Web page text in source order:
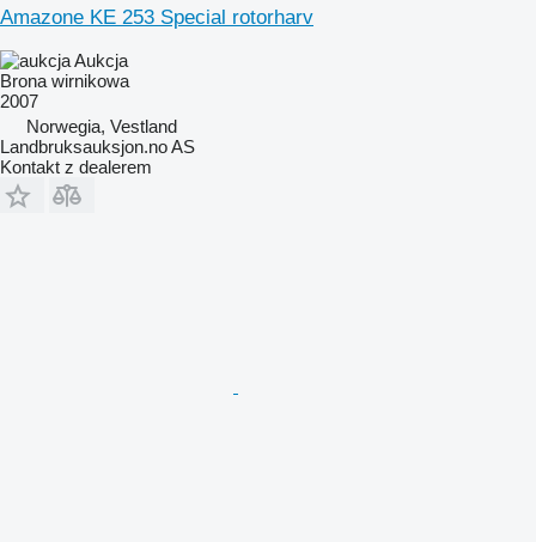
Amazone KE 253 Special rotorharv
Aukcja
Brona wirnikowa
2007
Norwegia, Vestland
Landbruksauksjon.no AS
Kontakt z dealerem